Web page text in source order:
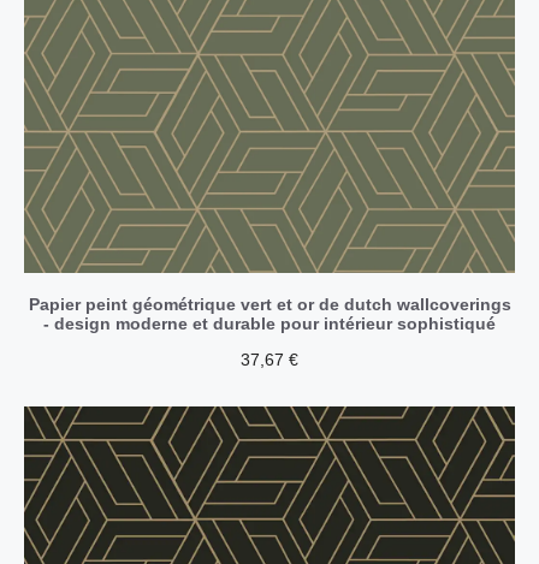
Papier peint géométrique vert et or de dutch wallcoverings
- design moderne et durable pour intérieur sophistiqué
37,67 €